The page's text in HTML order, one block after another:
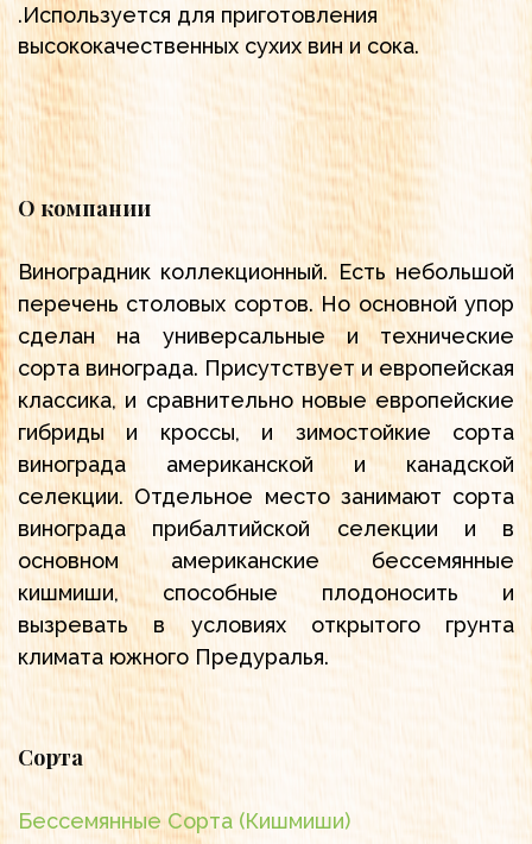
.Используется для приготовления
высококачественных сухих вин и сока.
О компании
Виноградник коллекционный. Есть небольшой
перечень столовых сортов. Но основной упор
сделан на универсальные и технические
сорта винограда. Присутствует и европейская
классика, и сравнительно новые европейские
гибриды и кроссы, и зимостойкие сорта
винограда американской и канадской
селекции. Отдельное место занимают сорта
винограда прибалтийской селекции и в
основном американские бессемянные
кишмиши, способные плодоносить и
вызревать в условиях открытого грунта
климата южного Предуралья.
Сорта
Бессемянные Сорта (Кишмиши)